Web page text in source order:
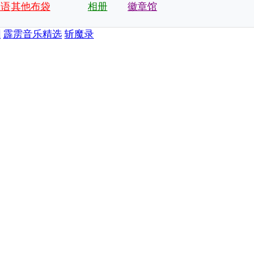
会
其他布袋
相册
徽章馆
霹雳音乐精选 斩魔录